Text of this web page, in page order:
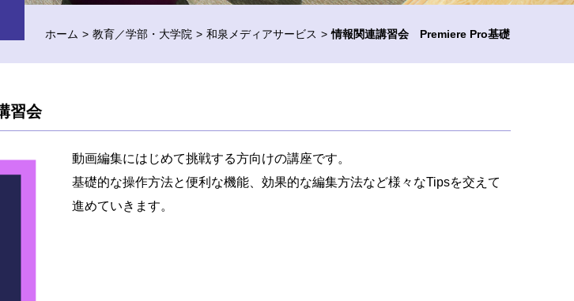
ホーム 教育／学部・大学院 和泉メディアサービス 情報関連講習会 Premiere Pro基礎
習会
動画編集にはじめて挑戦する方向けの講座です。
基礎的な操作方法と便利な機能、効果的な編集方法など様々なTipsを交えて
進めていきます。